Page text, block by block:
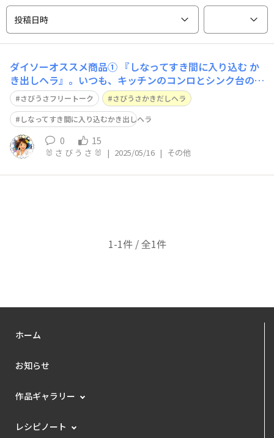
投稿日時
ダイソーオススメ商品① 『しなってすき間に入り込む か
き出しヘラ』。いつも、キッチンのコンロとシンク台のス
キ間のゴミを楊枝で かき出していたのですが、途中で折
れたりして何本も使って掃除をしていました😅でも、コ
レがあると知り買って使ってみたら、まあ❗️面白いくらい
取れる取れる‼️かき出すのが楽しくな
さびうさフリートーク
さびうさかきだしヘラ
しなってすき間に入り込むかき出しヘラ
0 15
🐰 さ び う さ 🐰 | 2025/05/16 | その他
1-1件 / 全1件
ホーム
お知らせ
作品ギャラリー
レシピノート